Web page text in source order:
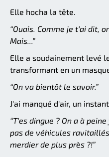
Elle hocha la tête.
“Ouais. Comme je t'ai dit,
Mais...”
Elle a soudainement levé
transformant en un
“On va bientôt le savoir.”
J'ai manqué d'air, un instant.
“T'es dingue ? On a à
pas de véhicules
merdier de plus près ?!”